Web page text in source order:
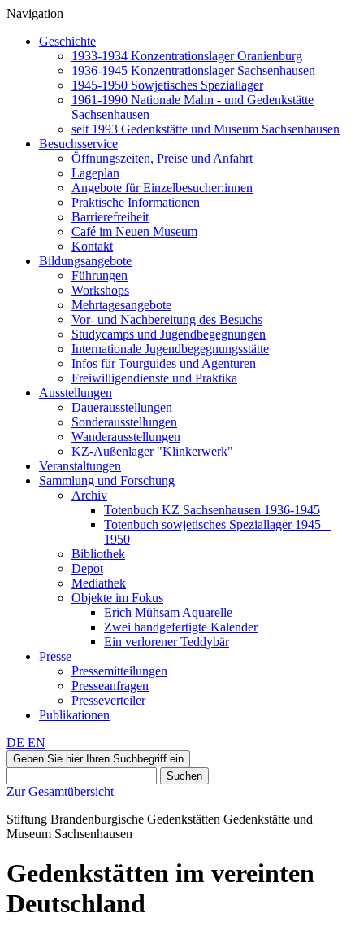
Navigation
Geschichte
1933-1934 Konzentrationslager Oranienburg
1936-1945 Konzentrationslager Sachsenhausen
1945-1950 Sowjetisches Speziallager
1961-1990 Nationale Mahn - und Gedenkstätte
Sachsenhausen
seit 1993 Gedenkstätte und Museum Sachsenhausen
Besuchsservice
Öffnungszeiten, Preise und Anfahrt
Lageplan
Angebote für Einzelbesucher:innen
Praktische Informationen
Barrierefreiheit
Café im Neuen Museum
Kontakt
Bildungsangebote
Führungen
Workshops
Mehrtagesangebote
Vor- und Nachbereitung des Besuchs
Studycamps und Jugendbegegnungen
Internationale Jugendbegegnungsstätte
Infos für Tourguides und Agenturen
Freiwilligendienste und Praktika
Ausstellungen
Dauerausstellungen
Sonderausstellungen
Wanderausstellungen
KZ-Außenlager "Klinkerwerk"
Veranstaltungen
Sammlung und Forschung
Archiv
Totenbuch KZ Sachsenhausen 1936-1945
Totenbuch sowjetisches Speziallager 1945 –
1950
Bibliothek
Depot
Mediathek
Objekte im Fokus
Erich Mühsam Aquarelle
Zwei handgefertigte Kalender
Ein verlorener Teddybär
Presse
Pressemitteilungen
Presseanfragen
Presseverteiler
Publikationen
DE EN
Geben Sie hier Ihren Suchbegriff ein
Suchen
Zur Gesamtübersicht
Stiftung Brandenburgische Gedenkstätten Gedenkstätte und
Museum Sachsenhausen
Gedenkstätten im vereinten
Deutschland